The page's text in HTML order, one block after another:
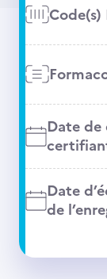
Code(s)
Date de
Date
de